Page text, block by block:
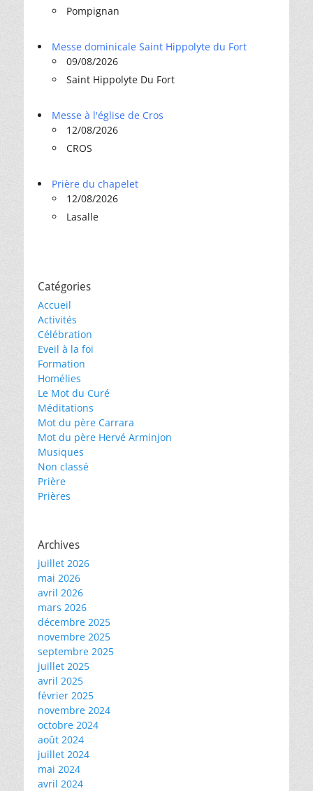
Pompignan
Messe dominicale Saint Hippolyte du Fort
09/08/2026
Saint Hippolyte Du Fort
Messe à l'église de Cros
12/08/2026
CROS
Prière du chapelet
12/08/2026
Lasalle
Catégories
Accueil
Activités
Célébration
Eveil à la foi
Formation
Homélies
Le Mot du Curé
Méditations
Mot du père Carrara
Mot du père Hervé Arminjon
Musiques
Non classé
Prière
Prières
Archives
juillet 2026
mai 2026
avril 2026
mars 2026
décembre 2025
novembre 2025
septembre 2025
juillet 2025
avril 2025
février 2025
novembre 2024
octobre 2024
août 2024
juillet 2024
mai 2024
avril 2024